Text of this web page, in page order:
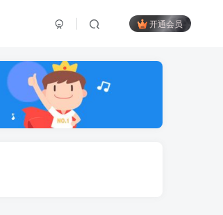
开通会员